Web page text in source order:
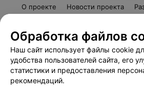
О проекте Новости проекта
Пользовательское соглашение
Вакансии
Написать
Обработка файлов
Наш сайт использует файлы cookie
удобства пользователей сайта, его
статистики и предоставления
рекомендаций.